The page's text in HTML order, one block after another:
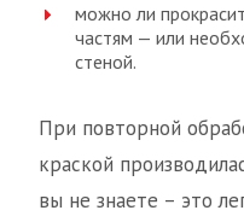
можно ли
частям — или
стеной.
При повторной
краской
вы не знаете – это